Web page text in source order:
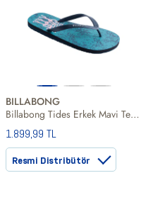
BILLABONG
Billabong Tides Erkek Mavi Terlik
1.899,99 TL
Resmi Distribütör